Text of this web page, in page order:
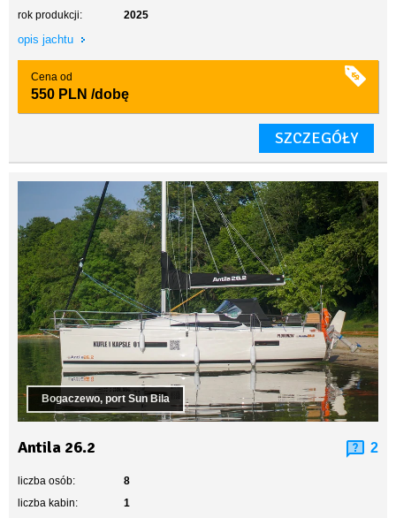
rok produkcji:
2025
opis jachtu
Cena od
550 PLN /dobę
SZCZEGÓŁY
Bogaczewo, port Sun Bila
Antila 26.2 2
liczba osób:
8
liczba kabin:
1